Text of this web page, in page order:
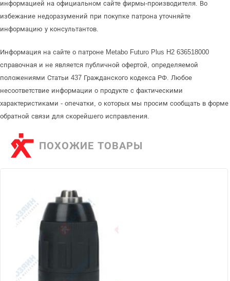
информацией на официальном сайте фирмы-производителя. Во
избежание недоразумений при покупке патрона уточняйте
информацию у консультантов.
Информация на сайте о патроне Metabo Futuro Plus H2 636518000
справочная и не является публичной офертой, определяемой
положениями Статьи 437 Гражданского кодекса РФ. Любое
несоответствие информации о продукте с фактическими
характеристиками - опечатки, о которых мы просим сообщать в форме
обратной связи для скорейшего исправления.
ПОХОЖИЕ ТОВАРЫ